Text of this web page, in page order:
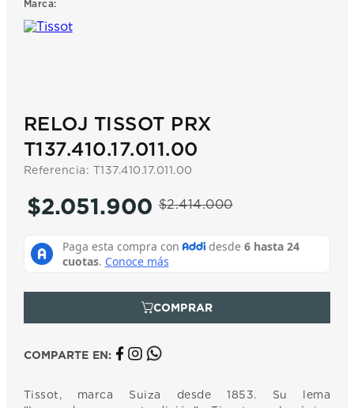
Marca:
RELOJ TISSOT PRX
T137.410.17.011.00
Referencia: T137.410.17.011.00
$2.414.000
$2.051.900
COMPARTE EN:
Tissot, marca Suiza desde 1853. Su lema